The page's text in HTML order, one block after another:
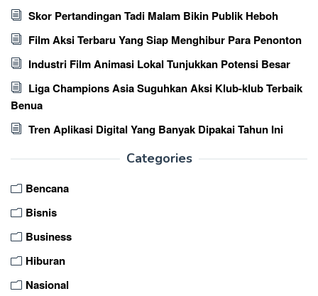
Skor Pertandingan Tadi Malam Bikin Publik Heboh
Film Aksi Terbaru Yang Siap Menghibur Para Penonton
Industri Film Animasi Lokal Tunjukkan Potensi Besar
Liga Champions Asia Suguhkan Aksi Klub-klub Terbaik
Benua
Tren Aplikasi Digital Yang Banyak Dipakai Tahun Ini
Categories
Bencana
Bisnis
Business
Hiburan
Nasional